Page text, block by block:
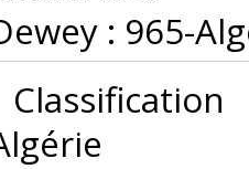
: 965-